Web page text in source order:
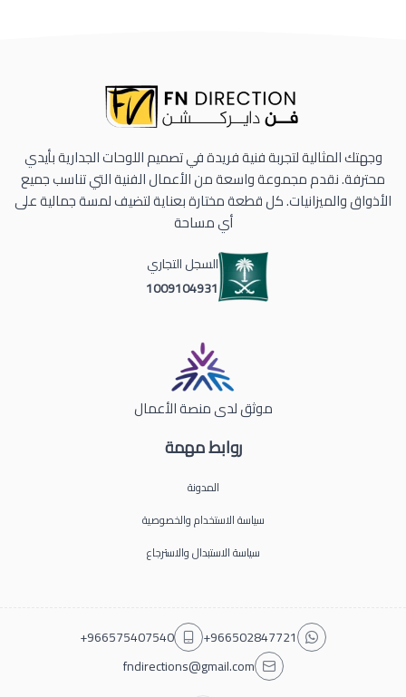
روابط مهمة
المدونة
سياسة الاستخدام والخصوصية
سياسة الاستبدال والاسترجاع
وجهتك المثالية لتجربة فنية فريدة في تصميم اللوحات الجدارية بأيدي
محترفة. نقدم مجموعة واسعة من الأعمال الفنية التي تناسب جميع
الأذواق والميزانيات. كل قطعة مختارة بعناية لتضيف لمسة جمالية على
أي مساحة
السجل التجاري
1009104931
موثق لدى منصة الأعمال
+966502847721
+966575407540
fndirections@gmail.com